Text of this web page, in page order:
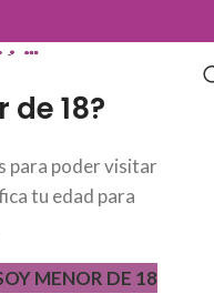
de 18?
para poder visitar
tu edad para
MENOR DE 18